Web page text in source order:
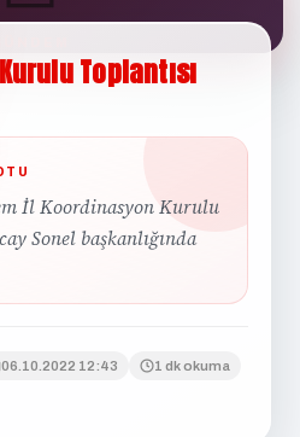
KuruluToplantısı
İl Koordinasyon Kurulu
Sonel başkanlığında
06.10.2022 12:43 1 dk okuma